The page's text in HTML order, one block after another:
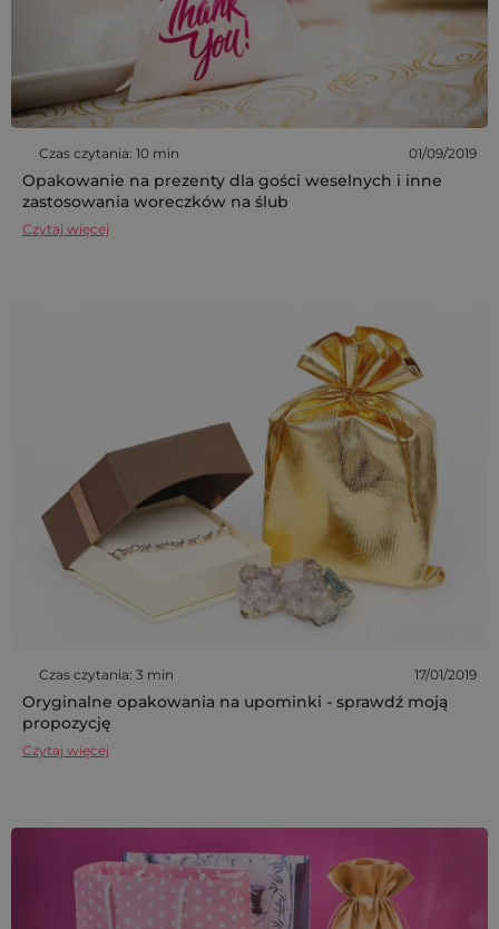
Czas czytania: 10 min 01/09/2019
Opakowanie na prezenty dla gości weselnych i inne
zastosowania woreczków na ślub
Czytaj więcej
Czas czytania: 3 min 17/01/2019
Oryginalne opakowania na upominki - sprawdź moją
propozycję
Czytaj więcej